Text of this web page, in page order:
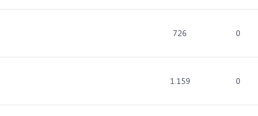
726 0
1.159 0